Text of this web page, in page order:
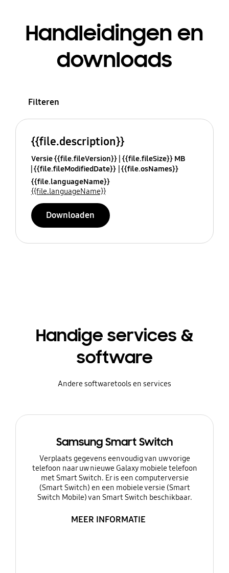
Handleidingen en
downloads
Filteren
{{file.description}}
Versie {{file.fileVersion}} {{file.fileSize}} MB
{{file.fileModifiedDate}} {{file.osNames}}
{{file.languageName}}
{{file.languageName}}
Downloaden
Handige services &
software
Andere softwaretools en services
Samsung Smart Switch
Verplaats gegevens eenvoudig van uw vorige
telefoon naar uw nieuwe Galaxy mobiele telefoon
met Smart Switch. Er is een computerversie
(Smart Switch) en een mobiele versie (Smart
Switch Mobile) van Smart Switch beschikbaar.
MEER INFORMATIE